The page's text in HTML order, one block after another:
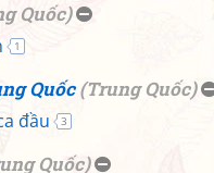
Quốc)
1
Quốc (Trung Quốc)
đầu 3
Quốc)